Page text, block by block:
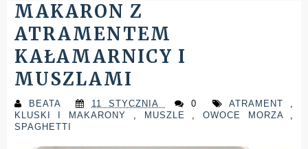
MAKARON Z
ATRAMENTEM
KAŁAMARNICY I
MUSZLAMI
BEATA 11 STYCZNIA 0 ATRAMENT ,
KLUSKI I MAKARONY , MUSZLE , OWOCE MORZA ,
SPAGHETTI